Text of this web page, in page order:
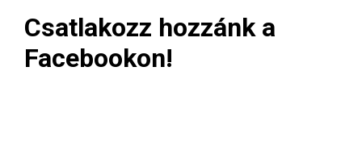
Csatlakozz hozzánk a
Facebookon!